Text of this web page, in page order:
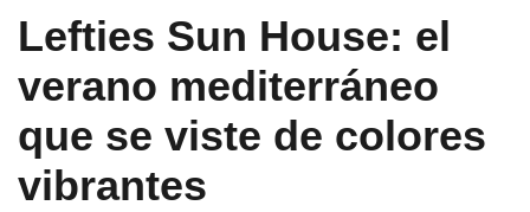
Lefties Sun House: el
verano mediterráneo
que se viste de colores
vibrantes